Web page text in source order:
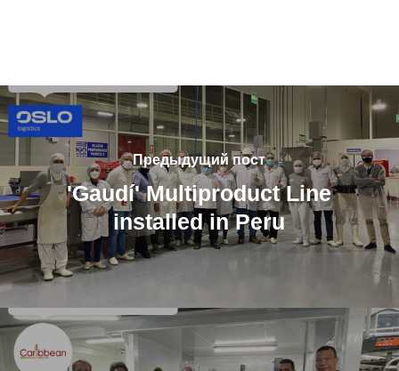
Предыдущий пост
'Gaudí' Multiproduct Line
installed in Peru